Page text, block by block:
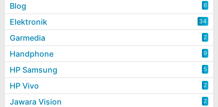
Blog 6
Elektronik 34
Garmedia 2
Handphone 9
HP Samsung 5
HP Vivo 2
Jawara Vision 2